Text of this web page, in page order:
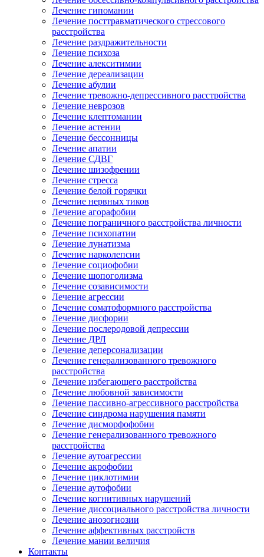
Лечение гипомании
Лечение посттравматического стрессового
расстройства
Лечение раздражительности
Лечение психоза
Лечение алекситимии
Лечение дереализации
Лечение абулии
Лечение тревожно-депрессивного расстройства
Лечение неврозов
Лечение клептомании
Лечение астении
Лечение бессонницы
Лечение апатии
Лечение СДВГ
Лечение шизофрении
Лечение стресса
Лечение белой горячки
Лечение нервных тиков
Лечение агорафобии
Лечение пограничного расстройства личности
Лечение психопатии
Лечение лунатизма
Лечение нарколепсии
Лечение социофобии
Лечение шопоголизма
Лечение созависимости
Лечение агрессии
Лечение соматоформного расстройства
Лечение дисфории
Лечение послеродовой депрессии
Лечение ДРЛ
Лечение деперсонализации
Лечение генерализованного тревожного
расстройства
Лечение избегающего расстройства
Лечение любовной зависимости
Лечение пассивно-агрессивного расстройства
Лечение синдрома нарушения памяти
Лечение дисморфофобии
Лечение генерализованного тревожного
расстройства
Лечение аутоагрессии
Лечение акрофобии
Лечение циклотимии
Лечение аутофобии
Лечение когнитивных нарушений
Лечение диссоциального расстройства личности
Лечение анозогнозии
Лечение аффективных расстройств
Лечение мании величия
Контакты